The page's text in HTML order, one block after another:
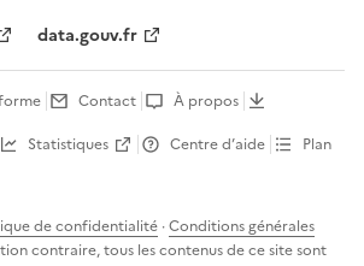
data.gouv.fr
Contact
À propos
Statistiques Centre d’aide
Plan
de confidentialité ·Conditions générales
contraire, tous les contenus de ce site sont